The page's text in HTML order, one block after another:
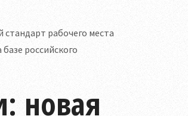
рабочего места
российского
новая